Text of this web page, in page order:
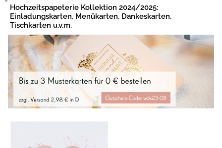
Hochzeitspapeterie Kollektion 2024/2025:
Einladungskarten, Menükarten, Dankeskarten,
Tischkarten u.v.m.